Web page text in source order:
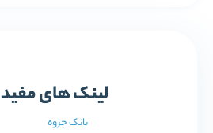
لینک های مفید
بانک جزوه